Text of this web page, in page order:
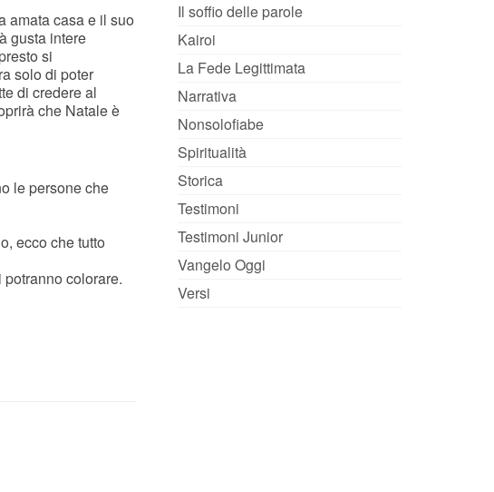
amata casa e il suo
gusta intere
si
solo di poter
di credere al
che Natale è
le persone che
ecco che tutto
colorare.
Il soffio delle parole
Kairoi
La Fede Legittimata
Narrativa
Nonsolofiabe
Spiritualità
Storica
Testimoni
Testimoni Junior
Vangelo Oggi
Versi